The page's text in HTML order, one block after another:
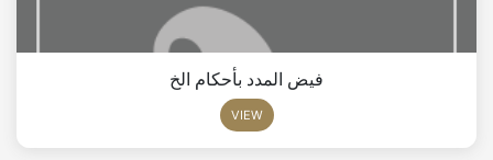
فيض المدد بأحكام الخ
VIEW